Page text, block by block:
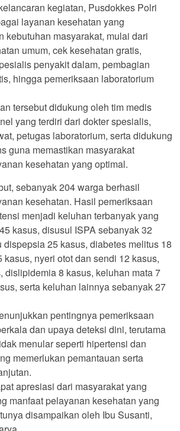
kegiatan, Pusdokkes Polri
layanan kesehatan yang
kebutuhan masyarakat, mulai dari
umum, cek kesehatan gratis,
penyakit dalam, pembagian
hingga pemeriksaan laboratorium
tersebut didukung oleh tim medis
yang terdiri dari dokter spesialis,
petugas laboratorium, serta didukung
guna memastikan masyarakat
kesehatan yang optimal.
sebanyak 204 warga berhasil
kesehatan. Hasil pemeriksaan
menjadi keluhan terbanyak yang
kasus, disusul ISPA sebanyak 32
dispepsia 25 kasus, diabetes melitus 18
kasus, nyeri otot dan sendi 12 kasus,
dislipidemia 8 kasus, keluhan mata 7
serta keluhan lainnya sebanyak 27
pentingnya pemeriksaan
dan upaya deteksi dini, terutama
menular seperti hipertensi dan
memerlukan pemantauan serta
apresiasi dari masyarakat yang
manfaat pelayanan kesehatan yang
disampaikan oleh Ibu Susanti,